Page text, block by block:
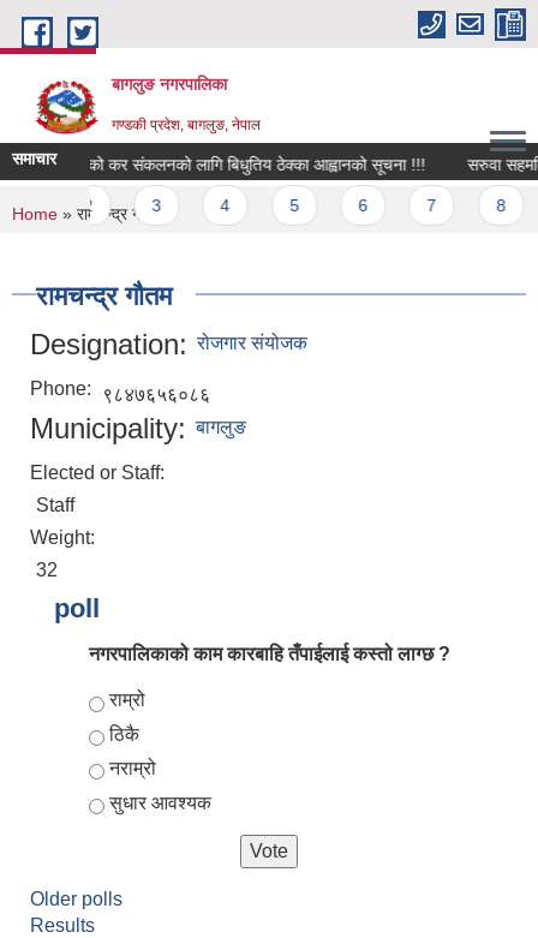
Skip to main content
बागलुङ नगरपालिका
गण्डकी प्रदेश, बागलुङ, नेपाल
समाचारकार्यको कर संकलनको लागि बिधुतिय ठेक्का आह्वानको सूचना !!! सरुवा
1 3
You are here
Home » रामचन्द्र गौतम
रामचन्द्र गौतम
Designation: रोजगार संयोजक
Phone: ९८४७६५६०८६
Municipality: बागलुङ
Elected or Staff:
Staff
Weight:
32
poll
नगरपालिकाको काम कारबाहि तँपाईलाई कस्तो लाग्छ ?
Choices
राम्रो
ठिकै
नराम्रो
सुधार आवश्यक
Older polls
Results